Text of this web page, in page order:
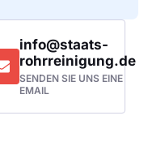
info@staats-
rohrreinigung.de
SENDEN SIE UNS EINE
EMAIL